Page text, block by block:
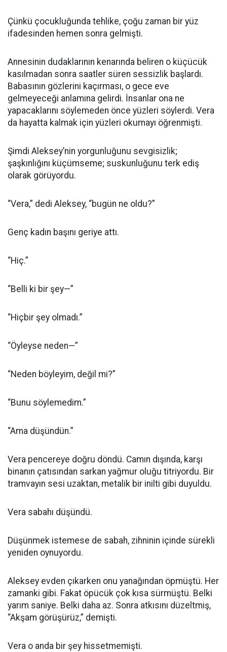
Çünkü çocukluğunda tehlike, çoğu zaman bir yüz
ifadesinden hemen sonra gelmişti.
Annesinin dudaklarının kenarında beliren o küçücük
kasılmadan sonra saatler süren sessizlik başlardı.
Babasının gözlerini kaçırması, o gece eve
gelmeyeceği anlamına gelirdi. İnsanlar ona ne
yapacaklarını söylemeden önce yüzleri söylerdi. Vera
da hayatta kalmak için yüzleri okumayı öğrenmişti.
Şimdi Aleksey’nin yorgunluğunu sevgisizlik;
şaşkınlığını küçümseme; suskunluğunu terk ediş
olarak görüyordu.
“Vera,” dedi Aleksey, “bugün ne oldu?”
Genç kadın başını geriye attı.
“Hiç.”
“Belli ki bir şey—”
“Hiçbir şey olmadı.”
“Öyleyse neden—”
“Neden böyleyim, değil mi?”
“Bunu söylemedim.”
“Ama düşündün.”
Vera pencereye doğru döndü. Camın dışında, karşı
binanın çatısından sarkan yağmur oluğu titriyordu. Bir
tramvayın sesi uzaktan, metalik bir inilti gibi duyuldu.
Vera sabahı düşündü.
Düşünmek istemese de sabah, zihninin içinde sürekli
yeniden oynuyordu.
Aleksey evden çıkarken onu yanağından öpmüştü. Her
zamanki gibi. Fakat öpücük çok kısa sürmüştü. Belki
yarım saniye. Belki daha az. Sonra atkısını düzeltmiş,
“Akşam görüşürüz,” demişti.
Vera o anda bir şey hissetmemişti.